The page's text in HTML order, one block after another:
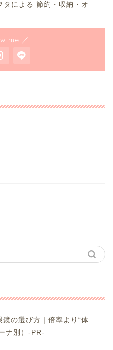
タによる 節約・収納・オ
me ／
鏡の選び方｜倍率より“体
ナ別）-PR-